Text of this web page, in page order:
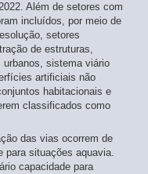
Além de setores com
incluídos, por meio de
setores
de estruturas,
sistema viário
artificiais não
habitacionais e
classificados como
das vias ocorrem de
para situações aquavia.
capacidade para